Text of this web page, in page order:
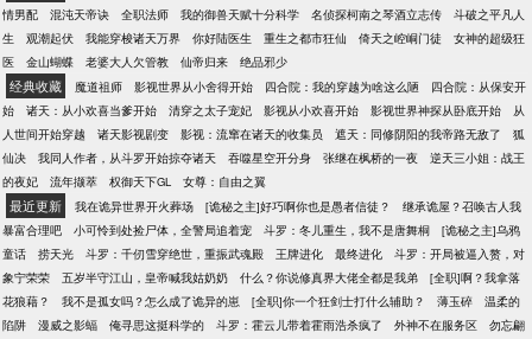
情男配
混沌天帝诀 全职法师 我的御兽天赋十分科学 名侦探柯南之琴酒立志传
斗破之平凡人
生
观潮起伏 我能穿梭诸天万界 你好陆医生 重生之都市狂仙 倚天之崆峒门徒
女神的超级狂
医
金山蝴蝶 老婆大人欠管教 仙帝归来 绝品邪少
经典收藏 魔道祖师 影视世界从小舍得开始 四合院：我的穿越为啥这么陋
四合院：从保安开
始
诸天：从小欢喜当爹开始 清穿之太子宠妃 影视从小欢喜开始 影视世界神探从卧底开始
从
人世间开始穿越
诸天影视剧变 影视：流窜在诸天的收集员 遮天：同修阴阳的我帝路无敌了
狐
仙决
我同人作者，从斗罗开始掠夺诸天 吞噬星空开分身 张继在枫桥的一夜
逆天三小姐：战王
的夜妃
流年撷萃 权御天下GL 女尊：自由之翼
最近更新 我在诡异世界开火葬场 [诡秘之主]好巧啊你也是愚者信徒？
继承诡屋？召唤古人我
暴富合理吧
小可怜到处捡尸体，全警局追着宠 斗罗：冬儿重生，我不是唐舞桐
[诡秘之主]乌鸦
童话
捞天光 斗罗：千仞雪穿绝世，重振武魂殿 王牌进化 最终进化
斗罗：开局被逼入赘，对
象宁荣荣
五岁半守江山，皇帝喊我姑奶奶 什么？你说修真界大佬全都是我弟
[全职]啊？我拿落
花狼藉？
我不是孤女吗？怎么成了诡异的崽 [全职]你一个狂剑士打什么辅助？ 薄玉碎
温柔的
陷阱
漫威之影蝠 俺寻思这挺科学的 斗罗：霍云儿带着霍雨浩杀疯了 外神不在服务区
勿忘翩